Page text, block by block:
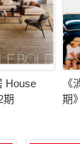
同維度的旅行中
在的重新丈量。
的清單，而是
開始，這些日
著 慢下來，會
樣子。 六月，
House
期
《
期》